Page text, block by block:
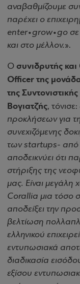
αναβαθμίζουμε
παρέχει ο
enter•grοw•go σε
και στο μέλλον.».
Ο συνιδρυτής
Officer της
της
Βογιατζής, τόνισε:
προκλήσεων για
συνεχιζόμενης
των startups- από
αποδεικνύει ότι
στήριξης της
μας. Είναι μεγάλη
Corallia μια τόσο
αποδείξει την
βελτίωση
ελληνικού
εντυπωσιακά
διαδικασία
εξίσου